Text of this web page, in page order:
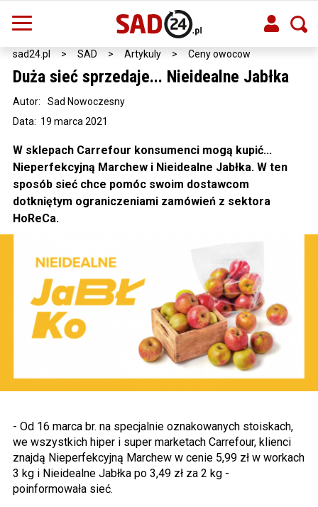
sad24.pl > SAD > Artykuly > Ceny owocow
Duża sieć sprzedaje... Nieidealne Jabłka
Data: 19 marca 2021
Autor: Sad Nowoczesny
W sklepach Carrefour konsumenci mogą kupić...
Nieperfekcyjną Marchew i Nieidealne Jabłka. W ten
sposób sieć chce pomóc swoim dostawcom
dotkniętym ograniczeniami zamówień z sektora
HoReCa.
- Od 16 marca br. na specjalnie oznakowanych stoiskach,
we wszystkich hiper i super marketach Carrefour, klienci
znajdą Nieperfekcyjną Marchew w cenie 5,99 zł w workach
3 kg i Nieidealne Jabłka po 3,49 zł za 2 kg -
poinformowała sieć.